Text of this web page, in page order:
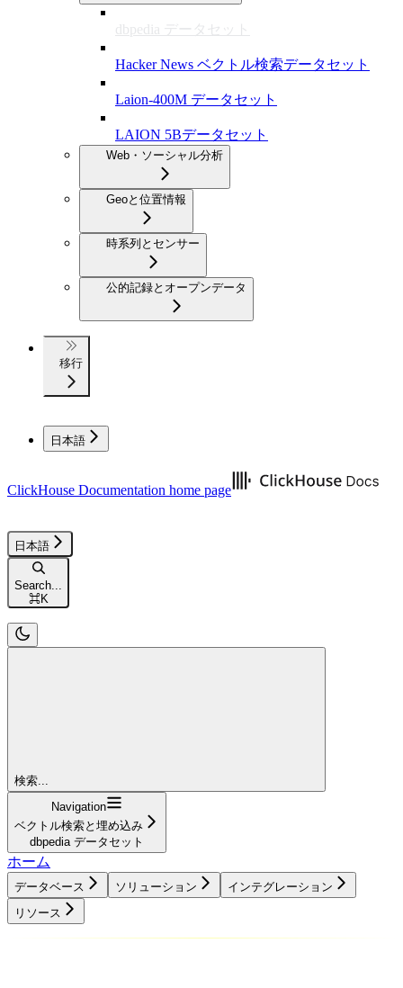
dbpedia データセット
Hacker News ベクトル検索データセット
Laion-400M データセット
LAION 5Bデータセット
Web・ソーシャル分析
Geoと位置情報
時系列とセンサー
公的記録とオープンデータ
移行
日本語
ClickHouse Documentation home page
日本語
Search...
⌘K
検索...
Navigation
ベクトル検索と埋め込み
dbpedia データセット
ホーム
データベース ソリューション
インテグレーション
リソース